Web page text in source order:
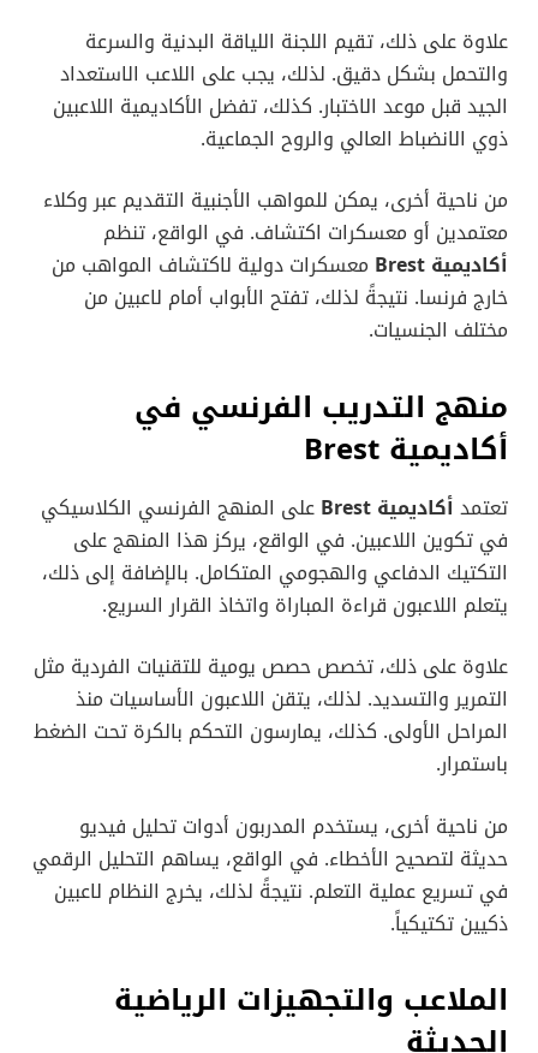
علاوة على ذلك، تقيم اللجنة اللياقة البدنية والسرعة
والتحمل بشكل دقيق. لذلك، يجب على اللاعب الاستعداد
الجيد قبل موعد الاختبار. كذلك، تفضل الأكاديمية اللاعبين
ذوي الانضباط العالي والروح الجماعية.
من ناحية أخرى، يمكن للمواهب الأجنبية التقديم عبر وكلاء
معتمدين أو معسكرات اكتشاف. في الواقع، تنظم
أكاديمية Brest
معسكرات دولية لاكتشاف المواهب من
خارج فرنسا. نتيجةً لذلك، تفتح الأبواب أمام لاعبين من
مختلف الجنسيات.
منهج التدريب الفرنسي في
أكاديمية Brest
تعتمد أكاديمية Brest
على المنهج الفرنسي الكلاسيكي
في تكوين اللاعبين. في الواقع، يركز هذا المنهج على
التكتيك الدفاعي والهجومي المتكامل. بالإضافة إلى ذلك،
يتعلم اللاعبون قراءة المباراة واتخاذ القرار السريع.
علاوة على ذلك، تخصص حصص يومية للتقنيات الفردية مثل
التمرير والتسديد. لذلك، يتقن اللاعبون الأساسيات منذ
المراحل الأولى. كذلك، يمارسون التحكم بالكرة تحت الضغط
باستمرار.
من ناحية أخرى، يستخدم المدربون أدوات تحليل فيديو
حديثة لتصحيح الأخطاء. في الواقع، يساهم التحليل الرقمي
في تسريع عملية التعلم. نتيجةً لذلك، يخرج النظام لاعبين
ذكيين تكتيكياً.
الملاعب والتجهيزات الرياضية